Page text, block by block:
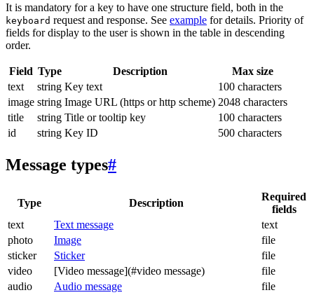
It is mandatory for a key to have one structure field, both in the
keyboard request and response. See example for details. Priority of
fields for display to the user is shown in the table in descending
order.
Field Type Description
Max size
text
string Key text
100 characters
image string Image URL (https or http scheme) 2048 characters
title
string Title or tooltip key
100 characters
id
string Key ID 500 characters
Message types#
Type Description
Required
fields
text
Text message
text
photo
Image
file
sticker
Sticker
file
video
[Video message](#video message)
file
audio
Audio message file